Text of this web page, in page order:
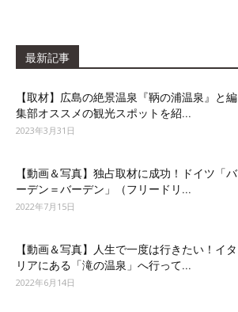
最新記事
【取材】広島の絶景温泉『鞆の浦温泉』と編
集部オススメの観光スポットを紹...
2023年3月31日
【動画＆写真】独占取材に成功！ドイツ「バ
ーデン＝バーデン」（フリードリ...
2022年7月15日
【動画＆写真】人生で一度は行きたい！イタ
リアにある「滝の温泉」へ行って...
2022年6月14日